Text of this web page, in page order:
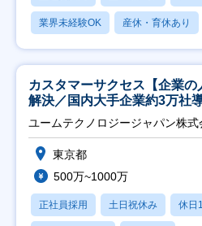
業界未経験OK 産休・育休あり
カスタマーサクセス【企業
解決／国内大手企業約3万社
ユームテクノロジージャパン株式
東京都
500万~1000万
正社員採用 土日祝休み 休日